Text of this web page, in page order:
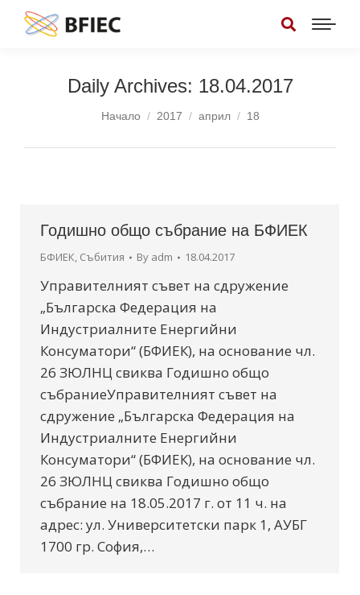
Daily Archives: 18.04.2017
You are here:
Начало 2017 април 18
Годишно общо събрание на БФИЕК
БФИЕК, Събития By adm 18.04.2017
Управителният съвет на сдружение
„Българска Федерация на
Индустриалните Енергийни
Консуматори“ (БФИЕК), на основание чл.
26 ЗЮЛНЦ свиква Годишно общо
събраниеУправителният съвет на
сдружение „Българска Федерация на
Индустриалните Енергийни
Консуматори“ (БФИЕК), на основание чл.
26 ЗЮЛНЦ свиква Годишно общо
събрание на 18.05.2017 г. от 11 ч. на
адрес: ул. Университетски парк 1, АУБГ
1700 гр. София,…